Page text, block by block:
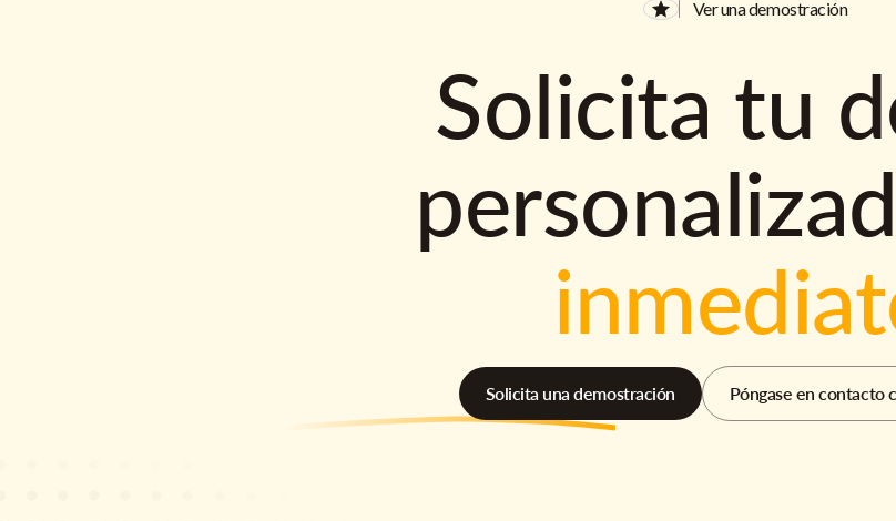
Ver una demostración
Solicita tu
Solicita una demostración Póngase en contacto